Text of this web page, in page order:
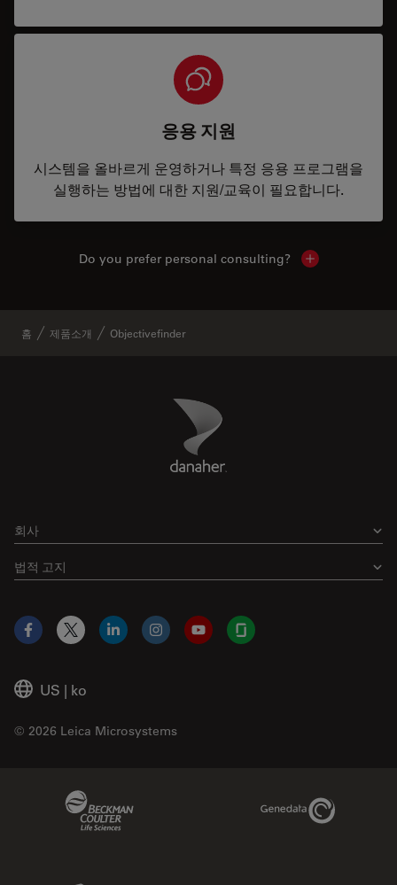
응용 지원
시스템을 올바르게 운영하거나 특정 응용 프로그램을
실행하는 방법에 대한 지원/교육이 필요합니다.
Do you prefer personal consulting? Show local
홈 제품소개 Objectivefinder
Danaher Logo
회사
법적 고지
US | ko
© 2026 Leica Microsystems
Facebook
X LinkedInInstagramYouTubeGlassdoor
Genedata Link